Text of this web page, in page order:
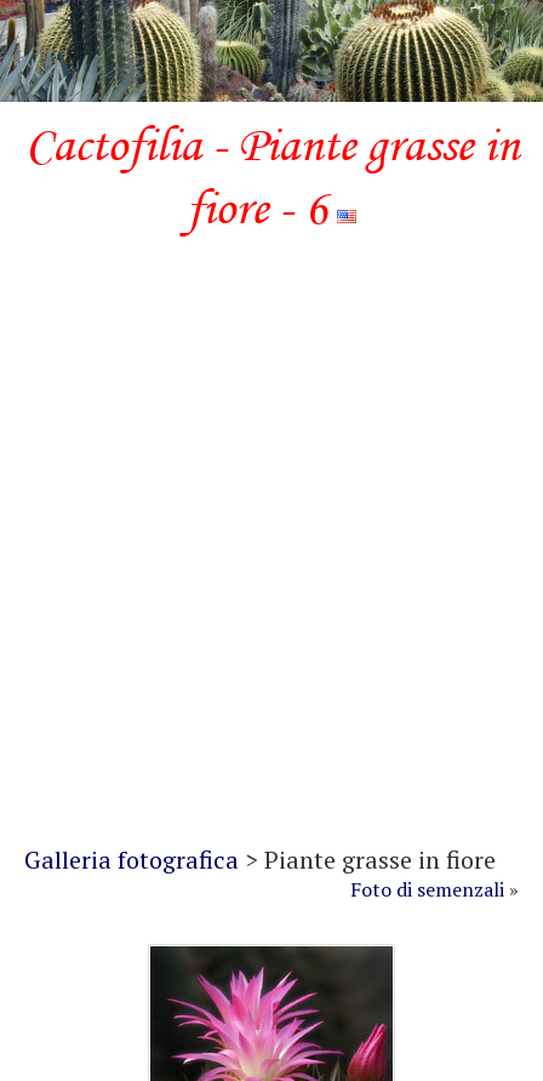
Cactofilia - Piante grasse in
fiore - 6
Galleria fotografica > Piante grasse in fiore
Foto di semenzali »